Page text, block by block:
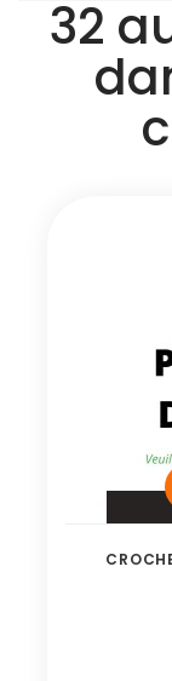
32